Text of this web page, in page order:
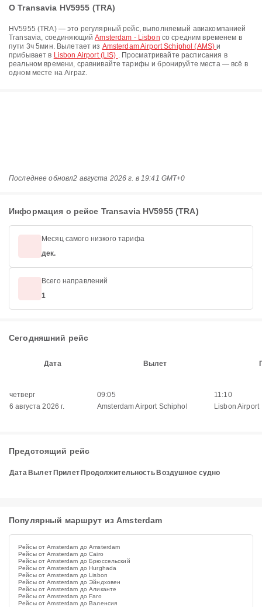
О Transavia HV5955 (TRA)
HV5955 (TRA) — это регулярный рейс, выполняемый авиакомпанией
Transavia, соединяющийAmsterdam - Lisbon со средним временем в
пути 3ч 5мин. Вылетает из Amsterdam Airport Schiphol (AMS)и
прибывает в Lisbon Airport (LIS) . Просматривайте расписания в
реальном времени, сравнивайте тарифы и бронируйте места — всё в
одном месте на Airpaz.
Последнее обновл2 августа 2026 г. в 19:41 GMT+0
Информация о рейсе Transavia HV5955 (TRA)
Месяц самого низкого тарифа
дек.
Всего направлений
1
Сегодняшний рейс
Дата Вылет
четверг
6 августа 2026 г.
09:05
Amsterdam Airport Schiphol
11:10
Lisbon Airport
Предстоящий рейс
Дата Вылет Прилет Продолжительность Воздушное судно
Популярный маршрут из Amsterdam
Рейсы от Amsterdam до Amsterdam
Рейсы от Amsterdam до Cairo
Рейсы от Amsterdam до Брюссельский
Рейсы от Amsterdam до Hurghada
Рейсы от Amsterdam до Lisbon
Рейсы от Amsterdam до Эйндховен
Рейсы от Amsterdam до Аликанте
Рейсы от Amsterdam до Faro
Рейсы от Amsterdam до Валенсия